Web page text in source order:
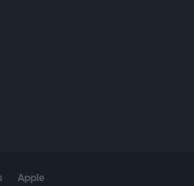
Apple